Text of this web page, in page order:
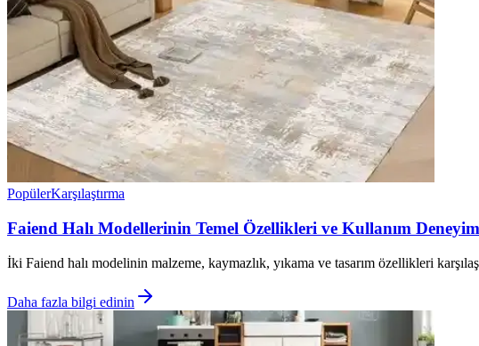
PopülerKarşılaştırma
Faiend Halı Modellerinin Temel Özellikleri ve Kullanım
İki Faiend halı modelinin malzeme, kaymazlık, yıkama ve tasarım özellikleri
Daha fazla bilgi edinin